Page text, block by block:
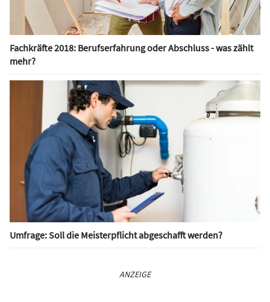
Fachkräfte 2018: Berufserfahrung oder Abschluss - was zählt
mehr?
Umfrage: Soll die Meisterpflicht abgeschafft werden?
ANZEIGE